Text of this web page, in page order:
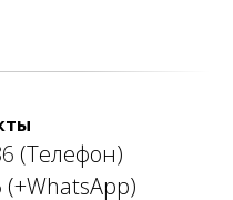
(Телефон)
(+WhatsApp)